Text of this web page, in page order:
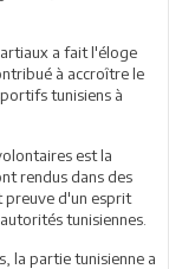
a fait l'éloge
à accroître le
tunisiens à
est la
rendus dans des
preuve d'un esprit
tunisiennes.
la partie tunisienne a